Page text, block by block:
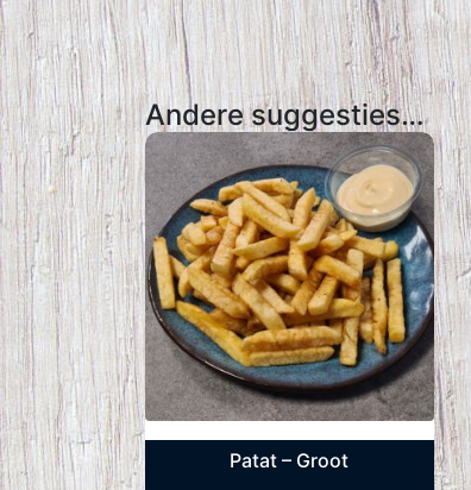
Andere suggesties…
Patat – Groot